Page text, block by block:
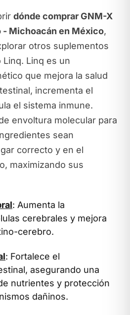
dónde comprar GNM-X
- Michoacán en México,
otros suplementos
Linq es un
que mejora la salud
incrementa el
el sistema inmune.
envoltura molecular para
sean
correcto y en el
maximizando sus
: Aumenta la
cerebrales y mejora
cerebro.
: Fortalece el
asegurando una
nutrientes y protección
dañinos.